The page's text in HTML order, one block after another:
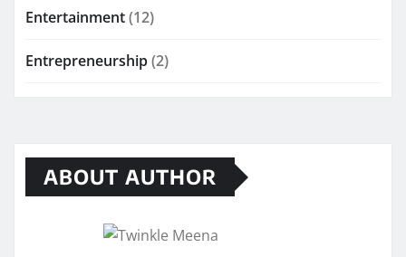
Entertainment(12)
Entrepreneurship(2)
ABOUT AUTHOR